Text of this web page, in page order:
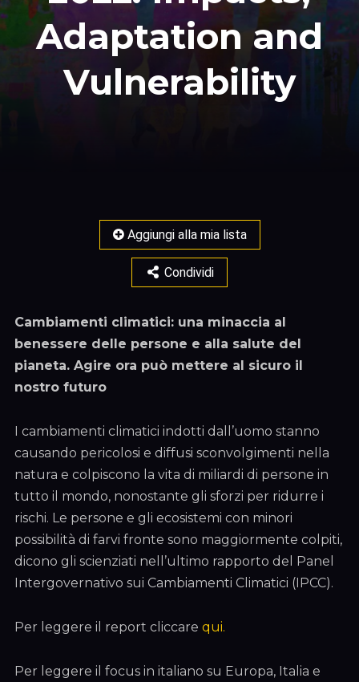
Adaptation and
Vulnerability
Aggiungi alla mia lista
Condividi
Cambiamenti climatici: una minaccia al
benessere delle persone e alla salute del
pianeta. Agire ora può mettere al sicuro il
nostro futuro
I cambiamenti climatici indotti dall’uomo stanno
causando pericolosi e diffusi sconvolgimenti nella
natura e colpiscono la vita di miliardi di persone in
tutto il mondo, nonostante gli sforzi per ridurre i
rischi. Le persone e gli ecosistemi con minori
possibilità di farvi fronte sono maggiormente colpiti,
dicono gli scienziati nell’ultimo rapporto del Panel
Intergovernativo sui Cambiamenti Climatici (IPCC).
Per leggere il report cliccare qui.
Per leggere il focus in italiano su Europa, Italia e